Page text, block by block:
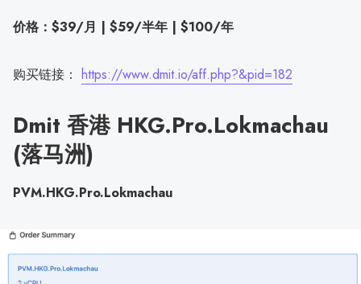
价格：$39/月 | $59/半年 | $100/年
购买链接： https://www.dmit.io/aff.php?&pid=182
Dmit 香港 HKG.Pro.Lokmachau
(落马洲)
PVM.HKG.Pro.Lokmachau